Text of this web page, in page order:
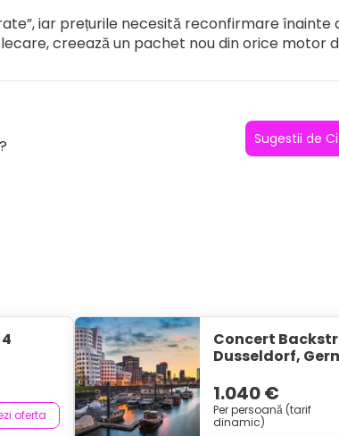
iar prețurile necesită reconfirmare înainte
creează un pachet nou din orice motor
Sugestii de
oferta
Concert
Dusseldorf,
1.040 €
Per persoană (tarif
dinamic)